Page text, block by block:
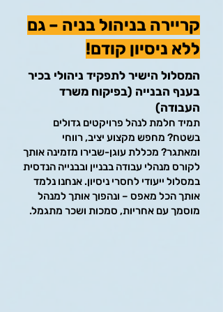
קריירה בניהול בניה – גם
ללא ניסיון קודם!
המסלול הישיר לתפקיד ניהולי בכיר
בענף הבנייה (בפיקוח משרד
העבודה)
תמיד חלמת לנהל פרויקטים גדולים
בשטח? מחפש מקצוע יציב, רווחי
ומאתגר? מכללת עוגן-שבירו מזמינה אותך
לקורס מנהלי עבודה בבניין ובבנייה הנדסית
במסלול ייעודי לחסרי ניסיון. אנחנו נלמד
אותך הכל מאפס – ונהפוך אותך למנהל
מוסמך עם אחריות, סמכות ושכר מתגמל.